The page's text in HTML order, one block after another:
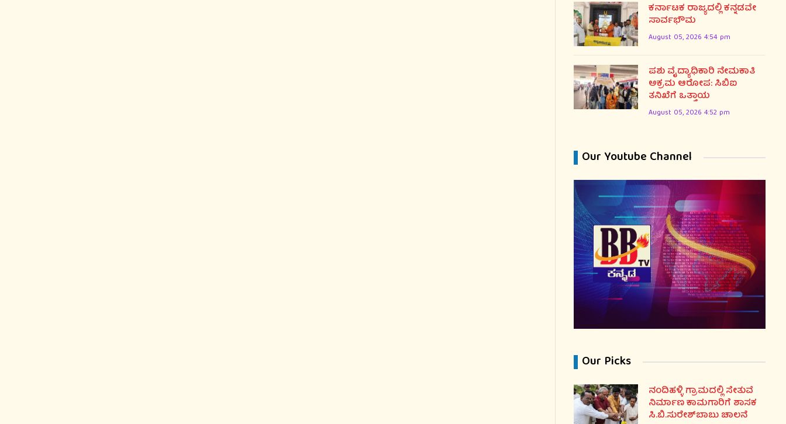
ಕರ್ನಾಟಕ ರಾಜ್ಯದಲ್ಲಿ ಕನ್ನಡವೇ
ಸಾರ್ವಭೌಮ
August 05, 2026 4:54 pm
ಪಶು ವೈದ್ಯಾಧಿಕಾರಿ ನೇಮಕಾತಿ
ಅಕ್ರಮ ಆರೋಪ: ಸಿಬಿಐ
ತನಿಖೆಗೆ ಒತ್ತಾಯ
August 05, 2026 4:52 pm
Our Youtube Channel
Our Picks
ನಂದಿಹಳ್ಳಿ ಗ್ರಾಮದಲ್ಲಿ ಸೇತುವೆ
ನಿರ್ಮಾಣ ಕಾಮಗಾರಿಗೆ ಶಾಸಕ
ಸಿ.ಬಿ.ಸುರೇಶ್‌ಬಾಬು ಚಾಲನೆ